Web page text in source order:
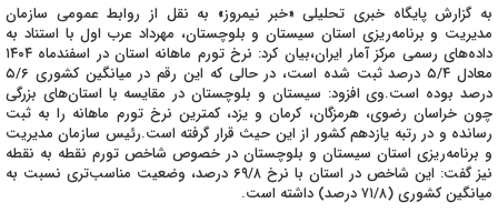
به گزارش پایگاه خبری تحلیلی «خبر نیمروز» به نقل از روابط عمومی سازمان
مدیریت و برنامه‌ریزی استان سیستان و بلوچستان، مهرداد عرب اول با استناد به
داده‌های رسمی مرکز آمار ایران،بیان کرد: نرخ تورم ماهانه استان در اسفندماه ۱۴۰۴
معادل ۵/۴ درصد ثبت شده است، در حالی که این رقم در میانگین کشوری ۵/۶
درصد بوده است.وی افزود: سیستان و بلوچستان در مقایسه با استان‌های بزرگی
چون خراسان رضوی، هرمزگان، کرمان و یزد، کمترین نرخ تورم ماهانه را به ثبت
رسانده و در رتبه یازدهم کشور از این حیث قرار گرفته است.رئیس سازمان مدیریت
و برنامه‌ریزی استان سیستان و بلوچستان در خصوص شاخص تورم نقطه به نقطه
نیز گفت: این شاخص در استان با نرخ ۶۹/۸ درصد، وضعیت مناسب‌تری نسبت به
میانگین کشوری (۷۱/۸ درصد) داشته است.